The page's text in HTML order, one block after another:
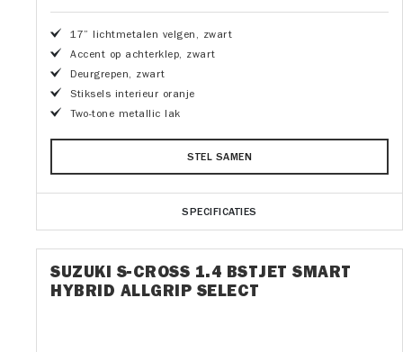
17” lichtmetalen velgen, zwart
Accent op achterklep, zwart
Deurgrepen, zwart
Stiksels interieur oranje
Two-tone metallic lak
STEL SAMEN
SPECIFICATIES
SUZUKI S-CROSS 1.4 BSTJET SMART
HYBRID ALLGRIP SELECT